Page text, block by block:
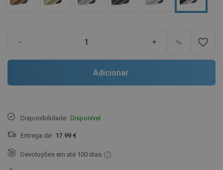
- + favorite_border
Adicionar
Disponibilidade: Disponível
Entrega de: 17.99 €
Devoluções em até 100 dias